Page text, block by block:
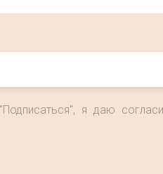
я даю